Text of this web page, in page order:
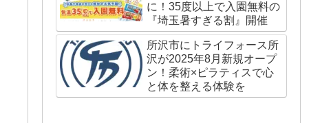
に！35度以上で入園無料の
『埼玉暑すぎる割』開催
所沢市にトライフォース所
沢が2025年8月新規オープ
ン！柔術×ピラティスで心
と体を整える体験を